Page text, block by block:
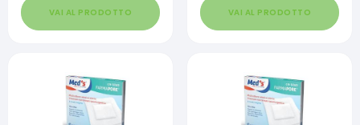
VAI AL PRODOTTO VAI AL PRODOTTO